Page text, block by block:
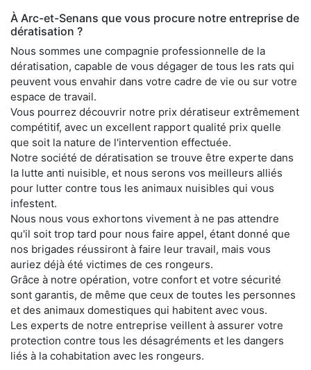
À Arc-et-Senans que vous procure notre entreprise de
dératisation ?
Nous sommes une compagnie professionnelle de la
dératisation, capable de vous dégager de tous les rats qui
peuvent vous envahir dans votre cadre de vie ou sur votre
espace de travail.
Vous pourrez découvrir notre prix dératiseur extrêmement
compétitif, avec un excellent rapport qualité prix quelle
que soit la nature de l'intervention effectuée.
Notre société de dératisation se trouve être experte dans
la lutte anti nuisible, et nous serons vos meilleurs alliés
pour lutter contre tous les animaux nuisibles qui vous
infestent.
Nous nous vous exhortons vivement à ne pas attendre
qu'il soit trop tard pour nous faire appel, étant donné que
nos brigades réussiront à faire leur travail, mais vous
auriez déjà été victimes de ces rongeurs.
Grâce à notre opération, votre confort et votre sécurité
sont garantis, de même que ceux de toutes les personnes
et des animaux domestiques qui habitent avec vous.
Les experts de notre entreprise veillent à assurer votre
protection contre tous les désagréments et les dangers
liés à la cohabitation avec les rongeurs.